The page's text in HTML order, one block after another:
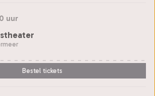
uur
Bestel tickets